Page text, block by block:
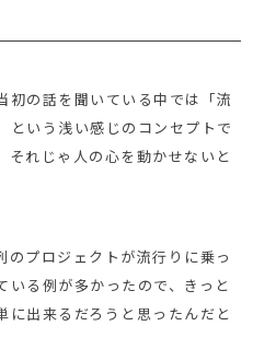
初の話を聞いている中では「流
という浅い感じのコンセプトで
それじゃ人の心を動かせないと
のプロジェクトが流行りに乗っ
いる例が多かったので、きっと
に出来るだろうと思ったんだと